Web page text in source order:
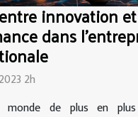
innovation et
dans
2h
monde de plus en